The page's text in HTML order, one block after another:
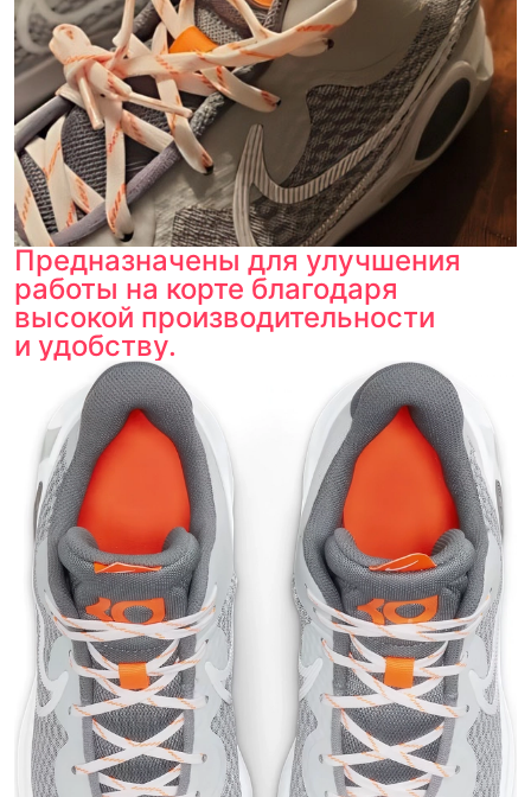
Предназначены для улучшения
работы на корте благодаря
высокой производительности
и удобству.